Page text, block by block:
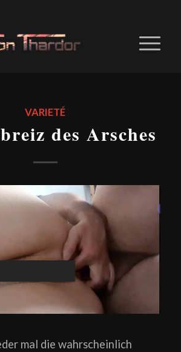
VARIETÉ
des Arsches
mal die wahrscheinlich